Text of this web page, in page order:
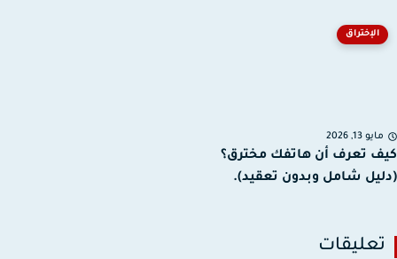
الإختراق
13, 2026
تعرف أن هاتفك مخترق؟
شامل وبدون تعقيد).